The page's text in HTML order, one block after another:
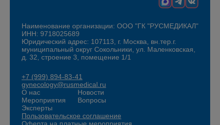
Наименование организации: ООО "ГК "РУСМЕДИКАЛ"
ИНН: 9718025689
Юридический адрес: 107113, г. Москва, вн.тер.г.
муниципальный округ Сокольники, ул. Маленковская,
д. 32, строение 3, помещение 1/1
+7 (999) 894-83-41
gynecology@rusmedical.ru
О нас
Мероприятия
Эксперты
Новости
Вопросы
Пользовательское соглашение